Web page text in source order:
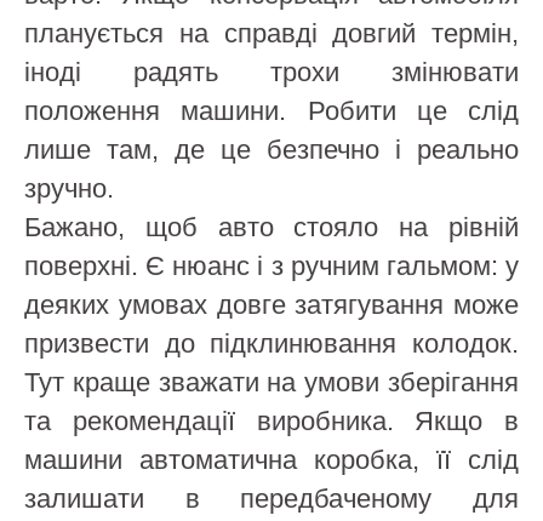
планується на справді довгий термін,
іноді радять трохи змінювати
положення машини. Робити це слід
лише там, де це безпечно і реально
зручно.
Бажано, щоб авто стояло на рівній
поверхні. Є нюанс і з ручним гальмом: у
деяких умовах довге затягування може
призвести до підклинювання колодок.
Тут краще зважати на умови зберігання
та рекомендації виробника. Якщо в
машини автоматична коробка, її слід
залишати в передбаченому для